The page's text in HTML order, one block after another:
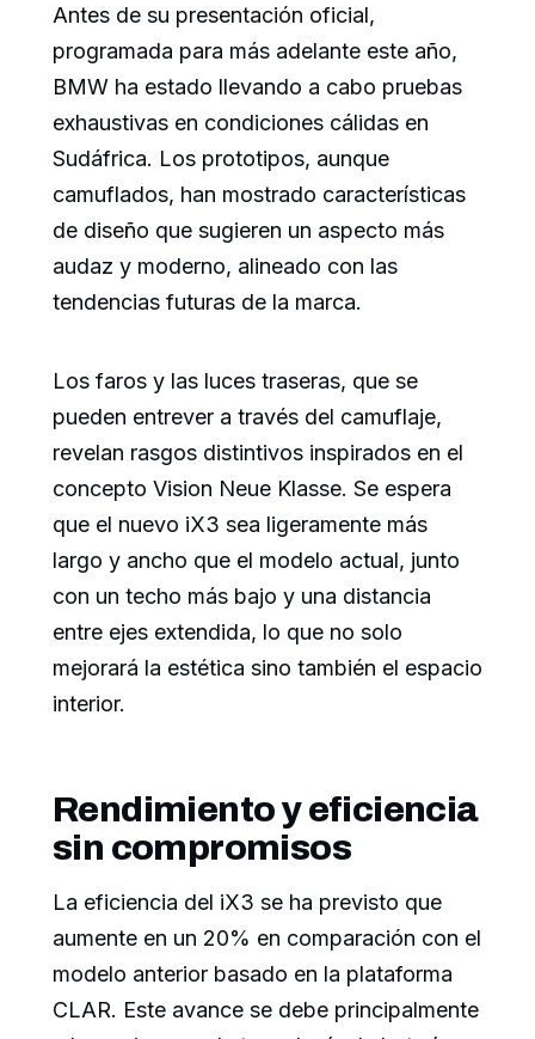
Antes de su presentación oficial,
programada para más adelante este año,
BMW ha estado llevando a cabo pruebas
exhaustivas en condiciones cálidas en
Sudáfrica. Los prototipos, aunque
camuflados, han mostrado características
de diseño que sugieren un aspecto más
audaz y moderno, alineado con las
tendencias futuras de la marca.
Los faros y las luces traseras, que se
pueden entrever a través del camuflaje,
revelan rasgos distintivos inspirados en el
concepto Vision Neue Klasse. Se espera
que el nuevo iX3 sea ligeramente más
largo y ancho que el modelo actual, junto
con un techo más bajo y una distancia
entre ejes extendida, lo que no solo
mejorará la estética sino también el espacio
interior.
Rendimiento y eficiencia
sin compromisos
La eficiencia del iX3 se ha previsto que
aumente en un 20% en comparación con el
modelo anterior basado en la plataforma
CLAR. Este avance se debe principalmente